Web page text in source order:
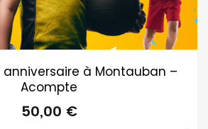
anniversaire à Montauban –
Acompte
50,00 €